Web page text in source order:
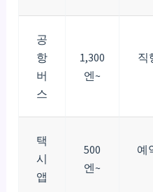
공
항
버
스
1,300
엔~
직
택
시
앱
500
엔~
예